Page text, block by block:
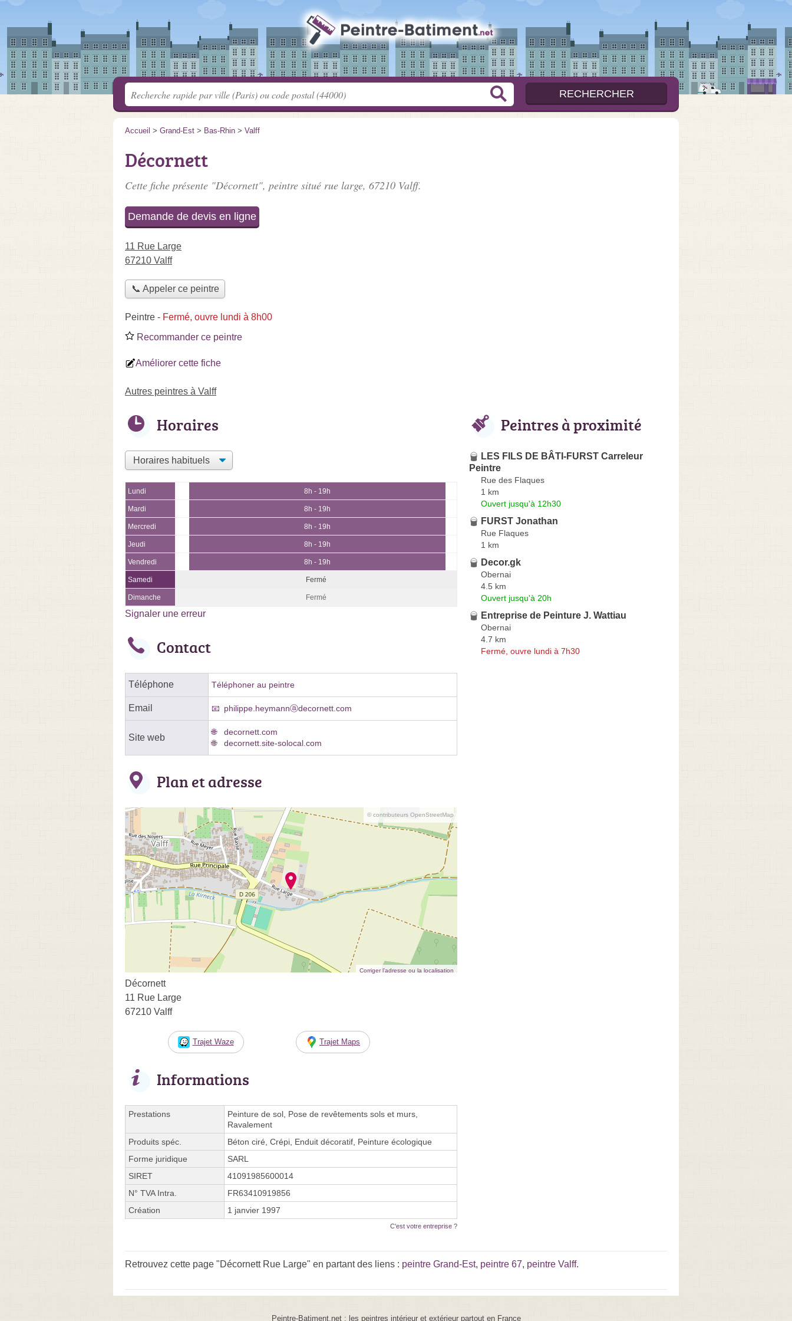
Accueil > Grand-Est > Bas-Rhin > Valff
Décornett
Cette fiche présente "Décornett", peintre situé rue large, 67210 Valff.
Demande de devis en ligne
11 Rue Large
67210 Valff
📞 Appeler ce peintre
Peintre - Fermé, ouvre lundi à 8h00
Recommander ce peintre
Améliorer cette fiche
Autres peintres à Valff
Horaires
Lundi 8h - 19h
Mardi 8h - 19h
Mercredi 8h - 19h
Jeudi 8h - 19h
Vendredi 8h - 19h
Samedi Fermé
Dimanche Fermé
Signaler une erreur
Contact
Téléphone Téléphoner au peintre
Email philippe.heymannⓐdecornett.com
Site web
decornett.com
decornett.site-solocal.com
Plan et adresse
© contributeurs OpenStreetMap
Corriger l’adresse ou la localisation
Décornett
11 Rue Large
67210 Valff
Trajet Waze Trajet Maps
Informations
Prestations
Peinture de sol, Pose de revêtements sols et murs,
Ravalement
Produits spéc.
Béton ciré, Crépi, Enduit décoratif, Peinture écologique
Forme juridique
SARL
SIRET
41091985600014
N° TVA Intra.
FR63410919856
Création
1 janvier 1997
C'est votre entreprise ?
Peintres à proximité
LES FILS DE BÂTI-FURST Carreleur
Peintre
Rue des Flaques
1 km
Ouvert jusqu'à 12h30
FURST Jonathan
Rue Flaques
1 km
Decor.gk
Obernai
4.5 km
Ouvert jusqu'à 20h
Entreprise de Peinture J. Wattiau
Obernai
4.7 km
Fermé, ouvre lundi à 7h30
Retrouvez cette page "Décornett Rue Large" en partant des liens : peintre Grand-Est, peintre 67, peintre Valff.
Peintre-Batiment.net : les peintres intérieur et extérieur partout en France